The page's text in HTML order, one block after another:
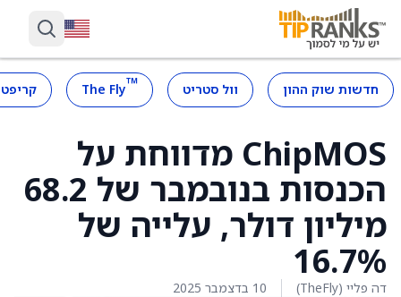
חדשות שוק ההון וול סטריט ™
The Fly
ChipMOS מדווחת על
הכנסות בנובמבר של 68.2
מיליון דולר, עלייה של
16.7%
דה פליי (TheFly) 10 בדצמבר 2025